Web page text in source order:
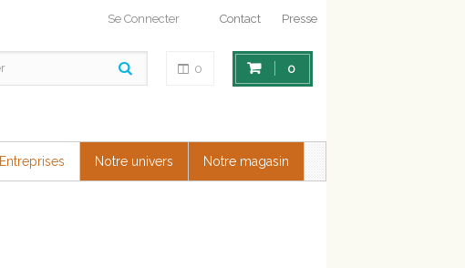
Contact Presse
Se Connecter
0
0
Entreprises Notre univers Notre magasin